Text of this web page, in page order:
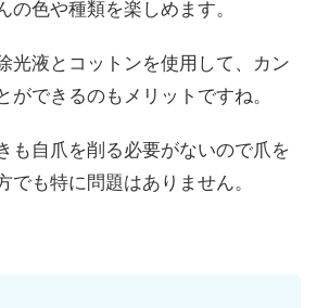
の色や種類を楽しめます。
光液とコットンを使用して、カン
ができるのもメリットですね。
も自爪を削る必要がないので爪を
でも特に問題はありません。